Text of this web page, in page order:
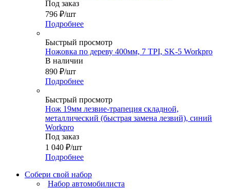
Под заказ
796 ₽/шт
Подробнее
Быстрый просмотр
Ножовка по дереву 400мм, 7 TPI, SK-5 Workpro
В наличии
890 ₽/шт
Подробнее
Быстрый просмотр
Нож 19мм лезвие-трапеция складной,
металлический (быстрая замена лезвий), синий
Workpro
Под заказ
1 040 ₽/шт
Подробнее
Собери свой набор
Набор автомобилиста